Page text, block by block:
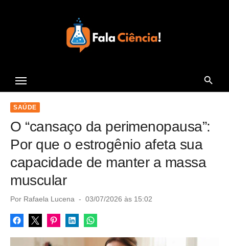
c
SAÚDE
O “cansaço da perimenopausa”:
Por que o estrogênio afeta sua
capacidade de manter a massa
muscular
Por Rafaela Lucena
P
s
t
03/07/2026 às 15:02